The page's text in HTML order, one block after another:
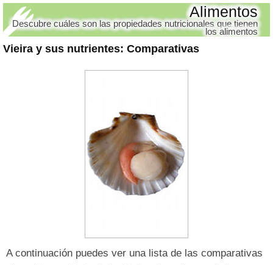
Vieira y sus nutrientes: Comparativas
Alimentos
Descubre cuáles son las propiedades nutricionales que tienen
los alimentos
A continuación puedes ver una lista de las comparativas